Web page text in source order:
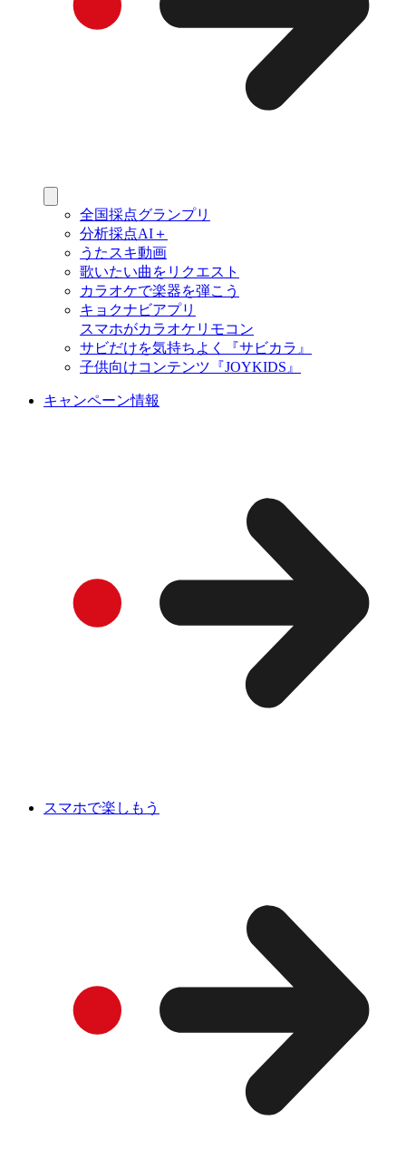
全国採点グランプリ
分析採点AI＋
うたスキ動画
歌いたい曲をリクエスト
カラオケで楽器を弾こう
キョクナビアプリ
スマホがカラオケリモコン
サビだけを気持ちよく『サビカラ』
子供向けコンテンツ『JOYKIDS』
キャンペーン情報
スマホで楽しもう